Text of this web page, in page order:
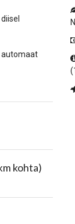
diisel
automaat
kohta)